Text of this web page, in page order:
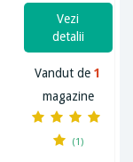
Vezi
detalii
Vandut de1
magazine
(1)